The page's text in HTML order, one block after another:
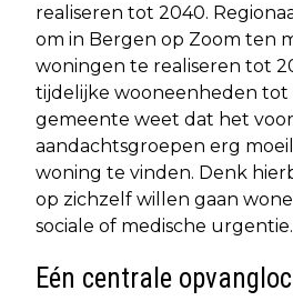
realiseren tot 2040.
om in Bergen op Zoom ten
woningen te realiseren tot
tijdelijke wooneenheden tot
gemeente weet dat het
aandachtsgroepen erg
woning te vinden. Denk
op zichzelf willen gaan
sociale of medische urgentie.
Eén centrale